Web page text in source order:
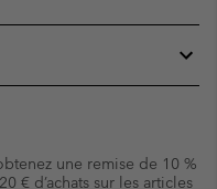
une remise de 10 %
€ d’achats sur les articles